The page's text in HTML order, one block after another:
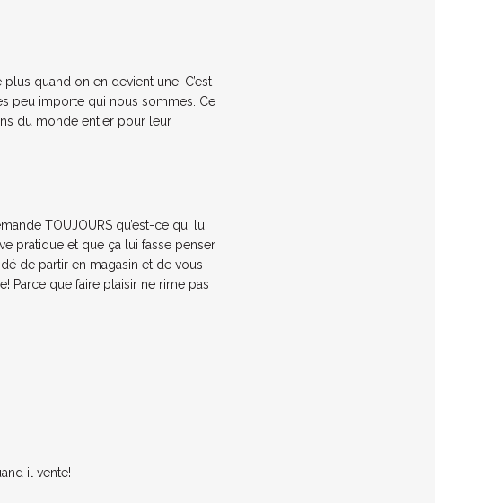
quand on en devient une. C’est
peu importe qui nous sommes. Ce
du monde entier pour leur
TOUJOURS qu’est-ce qui lui
pratique et que ça lui fasse penser
de partir en magasin et de vous
Parce que faire plaisir ne rime pas
il vente!